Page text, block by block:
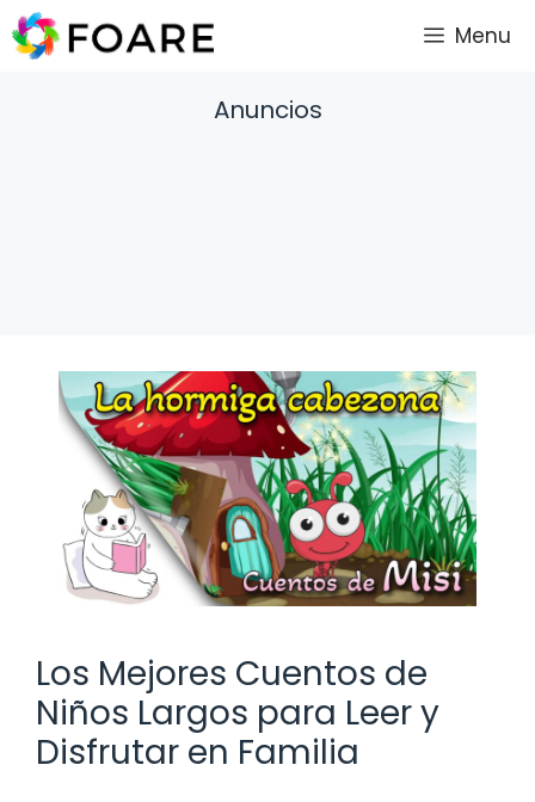
Saltar
al
Menu
Anuncios
Los Mejores Cuentos de
Niños Largos para Leer y
Disfrutar en Familia